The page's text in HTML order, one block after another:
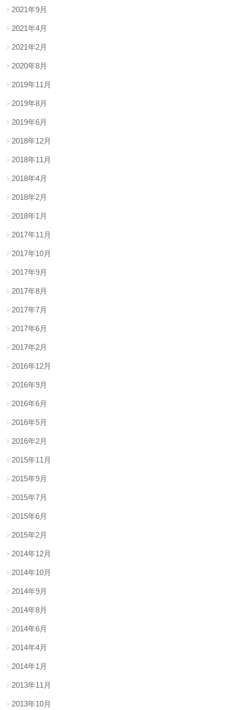
2021年9月
2021年4月
2021年2月
2020年8月
2019年11月
2019年8月
2019年6月
2018年12月
2018年11月
2018年4月
2018年2月
2018年1月
2017年11月
2017年10月
2017年9月
2017年8月
2017年7月
2017年6月
2017年2月
2016年12月
2016年9月
2016年6月
2016年5月
2016年2月
2015年11月
2015年9月
2015年7月
2015年6月
2015年2月
2014年12月
2014年10月
2014年9月
2014年8月
2014年6月
2014年4月
2014年1月
2013年11月
2013年10月